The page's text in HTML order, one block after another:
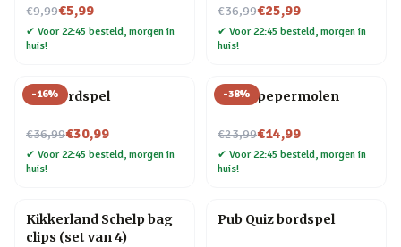
€9,99
Nu voor€5,99
✔ Voor 22:45 besteld, morgen in
huis!
€36,99
Nu voor€25,99
✔ Voor 22:45 besteld, morgen in
huis!
-16%
Gin bordspel
€36,99
Nu voor€30,99
✔ Voor 22:45 besteld, morgen in
huis!
-38%
Vogel pepermolen
€23,99
Nu voor€14,99
✔ Voor 22:45 besteld, morgen in
huis!
Kikkerland Schelp bag
clips (set van 4)
Pub Quiz bordspel